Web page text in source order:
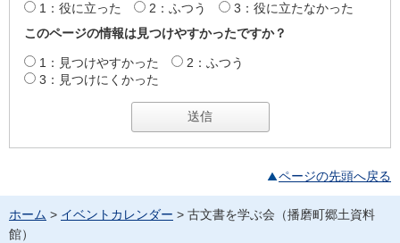
1：役に立った 2：ふつう
3：役に立たなかった
このページの情報は見つけやすかったですか？
1：見つけやすかった
2：ふつう
3：見つけにくかった
ページの先頭へ戻る
ホーム > イベントカレンダー > 古文書を学ぶ会（播磨町郷土資料
館）